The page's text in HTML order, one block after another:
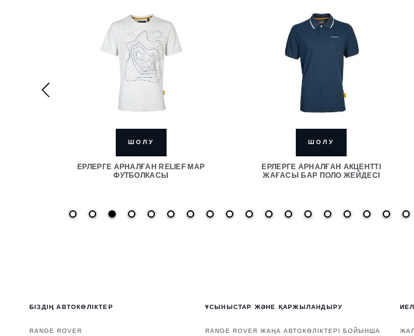
ШОЛУ
ЕРЛЕРГЕ АРНАЛҒАН RELIEF MAP
ФУТБОЛКАСЫ
ШОЛУ
ЕРЛЕРГЕ АРНАЛҒАН АКЦЕНТТІ
ЖАҒАСЫ БАР ПОЛО ЖЕЙДЕСІ
БІЗДІҢ АВТОКӨЛІКТЕР
RANGE ROVER
ҰСЫНЫСТАР ЖӘНЕ ҚАРЖЫЛАНДЫРУ
RANGE ROVER ЖАҢА АВТОКӨЛІКТЕРІ БОЙЫНША